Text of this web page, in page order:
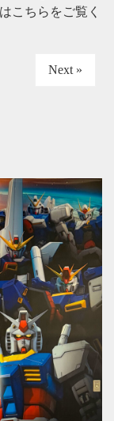
こちらをご覧く
Next »